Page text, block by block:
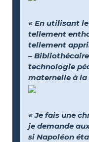
« En utilisant
tellement
tellement
–
technologie
maternelle à la
« Je fais une
je demande
si Napoléon